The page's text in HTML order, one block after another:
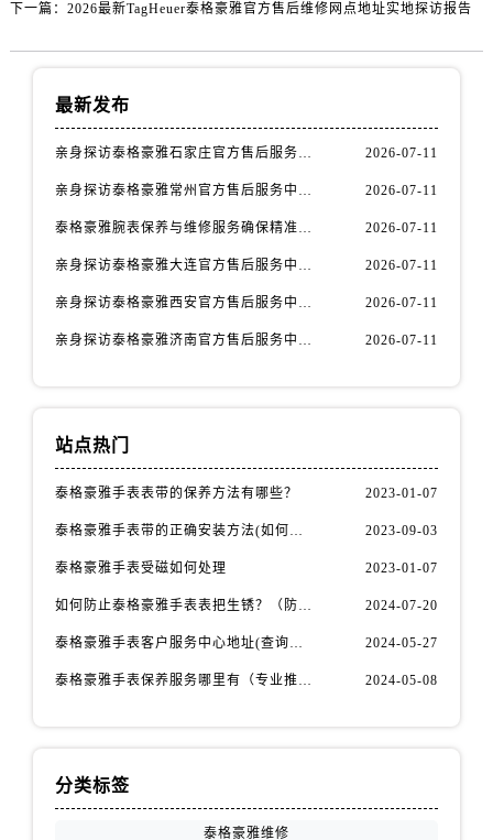
广西壮族自治区百色市右江区中山二路泰格豪雅售后服务中心（需提前预约）
广西壮族自治区北海市海城区北京路泰格豪雅售后服务中心（需提前预约）
广西壮族自治区玉林市玉州区金玉路泰格豪雅售后服务中心（需提前预约）
香港特别行政区九龙区油尖旺区弥敦道泰格豪雅售后服务中心（需提前预约）
下一篇： 2026最新TagHeuer泰格豪雅官方售后维修网点地址实地探访报告
最新发布
亲身探访泰格豪雅石家庄官方售后服务中心｜全新官方服务电话与地址（2026年7月最新） 2026-07-11
亲身探访泰格豪雅常州官方售后服务中心｜热线电话与网点地址（2026年7月最新） 2026-07-11
泰格豪雅腕表保养与维修服务确保精准运行权威公示（2026年7月最新） 2026-07-11
亲身探访泰格豪雅大连官方售后服务中心｜全新地址及服务热线（2026年7月最新） 2026-07-11
亲身探访泰格豪雅西安官方售后服务中心｜全新地址和售后电话（2026年7月最新） 2026-07-11
亲身探访泰格豪雅济南官方售后服务中心｜网点地址及官方服务电话（2026年7月最新） 2026-07-11
站点热门
泰格豪雅手表表带的保养方法有哪些？ 2023-01-07
泰格豪雅手表带的正确安装方法(如何避免手表带掉落) 2023-09-03
泰格豪雅手表受磁如何处理 2023-01-07
如何防止泰格豪雅手表表把生锈？（防锈秘籍大公开） 2024-07-20
泰格豪雅手表客户服务中心地址(查询指南) 2024-05-27
泰格豪雅手表保养服务哪里有（专业推荐） 2024-05-08
分类标签
泰格豪雅维修